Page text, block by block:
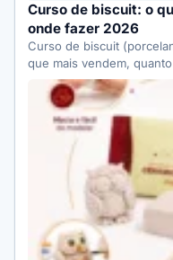
Curso de biscuit: o
onde fazer 2026
Curso de biscuit
que mais vendem,